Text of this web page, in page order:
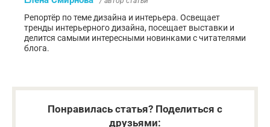
Репортёр по теме дизайна и интерьера. Освещает
тренды интерьерного дизайна, посещает выставки и
делится самыми интересными новинками с читателями
блога.
Понравилась статья? Поделиться с
друзьями: